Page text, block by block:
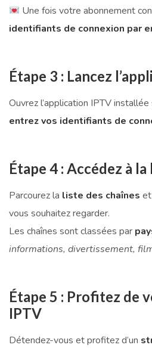
Une fois votre abonnement
identifiants de connexion par
Étape 3 : Lancez
Ouvrez l’application IPTV
entrez vos identifiants de
Étape 4 : Accédez à
Parcourez la liste des chaînes
vous souhaitez regarder.
Les chaînes sont classées par
informations, divertissement,
Étape 5 : Profitez de
IPTV
Détendez-vous et profitez d’un